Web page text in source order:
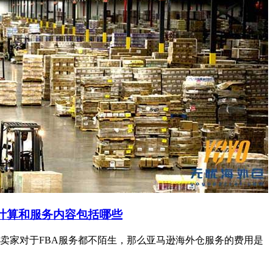
算和服务内容包括哪些
家对于FBA服务都不陌生，那么亚马逊海外仓服务的费用是